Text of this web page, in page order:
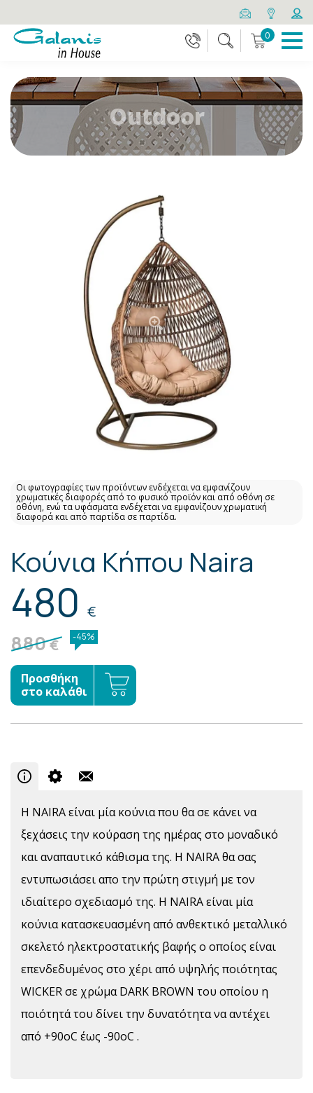
0
Outdoor
Οι φωτογραφίες των προϊόντων ενδέχεται να εμφανίζουν
χρωματικές διαφορές από το φυσικό προϊόν και από οθόνη σε
οθόνη, ενώ τα υφάσματα ενδέχεται να εμφανίζουν χρωματική
διαφορά και από παρτίδα σε παρτίδα.
Κούνια Κήπου Naira
480 €
880€ -45%
Προσθήκη
στο καλάθι
Η NAIRA είναι μία κούνια που θα σε κάνει να
ξεχάσεις την κούραση της ημέρας στο μοναδικό
και αναπαυτικό κάθισμα της. Η NAIRA θα σας
εντυπωσιάσει απο την πρώτη στιγμή με τον
ιδιαίτερο σχεδιασμό της. Η NAIRA είναι μία
κούνια κατασκευασμένη από ανθεκτικό μεταλλικό
σκελετό ηλεκτροστατικής βαφής ο οποίος είναι
επενδεδυμένος στο χέρι από υψηλής ποιότητας
WICKER σε χρώμα DARK BROWN τoυ οποίoυ η
ποιότητά του δίνει την δυνατότητα να αντέχει
από +90οC έως -90οC .